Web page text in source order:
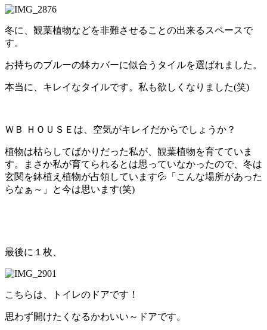
冬に、観葉植物などを非難させることの出来るスペースで
す。
お持ちのブルーの鉢カバーに似合うタイルを選ばれました。
本当に、キレイなタイルです。私も欲しくなりました(笑)
ＷＢ ＨＯＵＳＥは、空気がキレイだからでしょうか？
植物は枯らしてばかりだった私が、観葉植物を育てていま
す。まさか私が育てられるとは思っていなかったので、冬は
玄関を鉢植え植物が占領しています💦「こんな場所があった
らなぁ～」と今は思います(笑)
最後に１枚、
こちらは、トイレのドアです！
思わず開けたくなるかわいい～ドアです。